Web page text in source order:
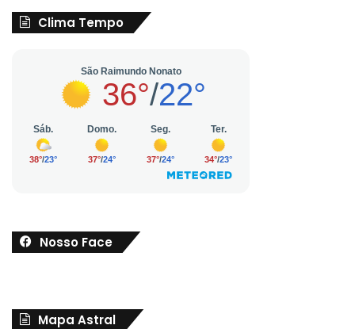
Clima Tempo
Nosso Face
Mapa Astral